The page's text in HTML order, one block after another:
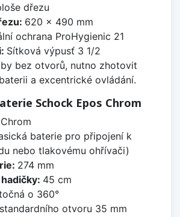
dřezu
620 x 490 mm
ochrana ProHygienic 21
Sítková výpusť 3 1/2
bez otvorů, nutno zhotovit
a excentrické ovládání.
Schock Epos Chrom
Chrom
baterie pro připojení k
nebo tlakovému ohřívači)
274 mm
45 cm
o 360°
otvoru 35 mm